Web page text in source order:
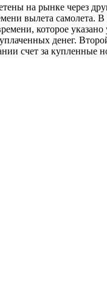
на рынке через
вылета самолета.
которое
денег.
счет за купленные